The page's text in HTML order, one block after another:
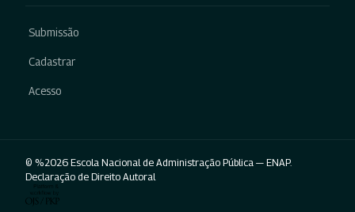
Submissão
Cadastrar
Acesso
© %2026 Escola Nacional de Administração Pública — ENAP.
Declaração de Direito Autoral